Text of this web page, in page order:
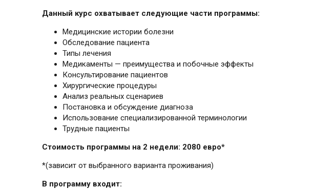
Данный курс охватывает следующие части программы:
Медицинские истории болезни
Обследование пациента
Типы лечения
Медикаменты — преимущества и побочные эффекты
Консультирование пациентов
Хирургические процедуры
Анализ реальных сценариев
Постановка и обсуждение диагноза
Использование специализированной терминологии
Трудные пациенты
Стоимость программы на 2 недели: 2080 евро*
*(зависит от выбранного варианта проживания)
В программу входит: